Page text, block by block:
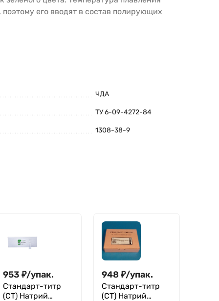
его вводят в состав полирующих
ЧДА
ТУ 6-09-4272-84
1308-38-9
953 ₽/упак.
Стандарт-титр
(СТ) Натрий
948 ₽/упак.
Стандарт-титр
(СТ) Натрий